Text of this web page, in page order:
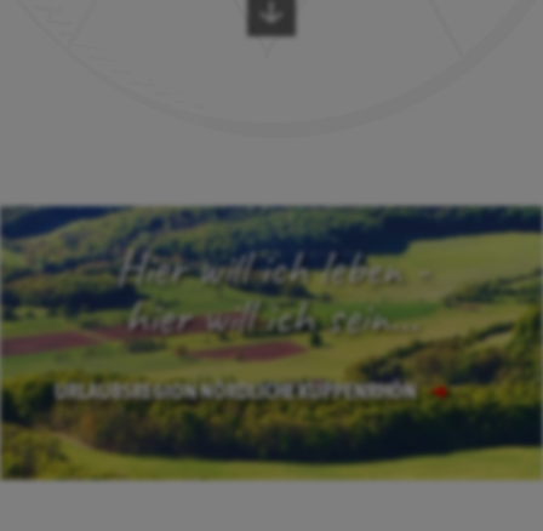
Hier will ich leben -
hier will ich sein...
URLAUBSREGION NÖRDLICHE KUPPENRHÖN